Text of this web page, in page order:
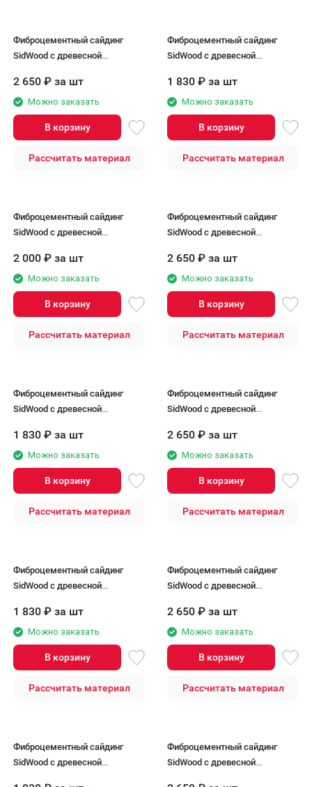
Фиброцементный сайдинг
SidWood с древесной
2 650 ₽ за шт
Можно заказать
В корзину
Рассчитать материал
Фиброцементный сайдинг
SidWood с древесной
1 830 ₽ за шт
Можно заказать
В корзину
Рассчитать материал
Фиброцементный сайдинг
SidWood с древесной
2 000 ₽ за шт
Можно заказать
В корзину
Рассчитать материал
Фиброцементный сайдинг
SidWood с древесной
2 650 ₽ за шт
Можно заказать
В корзину
Рассчитать материал
Фиброцементный сайдинг
SidWood с древесной
1 830 ₽ за шт
Можно заказать
В корзину
Рассчитать материал
Фиброцементный сайдинг
SidWood с древесной
2 650 ₽ за шт
Можно заказать
В корзину
Рассчитать материал
Фиброцементный сайдинг
SidWood с древесной
1 830 ₽ за шт
Можно заказать
В корзину
Рассчитать материал
Фиброцементный сайдинг
SidWood с древесной
2 650 ₽ за шт
Можно заказать
В корзину
Рассчитать материал
Фиброцементный сайдинг
SidWood с древесной
Фиброцементный сайдинг
SidWood с древесной